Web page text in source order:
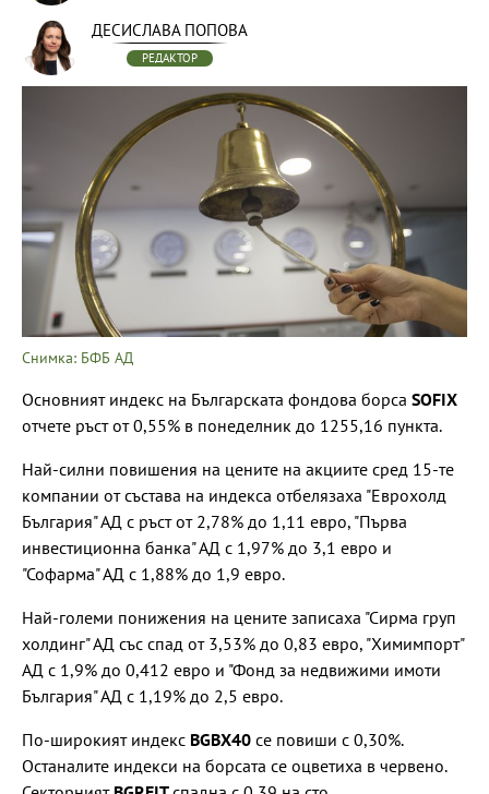
ДЕСИСЛАВА ПОПОВА
РЕДАКТОР
Снимка: БФБ АД
Основният индекс на Българската фондова борса SOFIX
отчете ръст от 0,55% в понеделник до 1255,16 пункта.
Най-силни повишения на цените на акциите сред 15-те
компании от състава на индекса отбелязаха "Еврохолд
България" АД с ръст от 2,78% до 1,11 евро, "Първа
инвестиционна банка" АД с 1,97% до 3,1 евро и
"Софарма" АД с 1,88% до 1,9 евро.
Най-големи понижения на цените записаха "Сирма груп
холдинг" АД със спад от 3,53% до 0,83 евро, "Химимпорт"
АД с 1,9% до 0,412 евро и "Фонд за недвижими имоти
България" АД с 1,19% до 2,5 евро.
По-широкият индекс BGBX40 се повиши с 0,30%.
Останалите индекси на борсата се оцветиха в червено.